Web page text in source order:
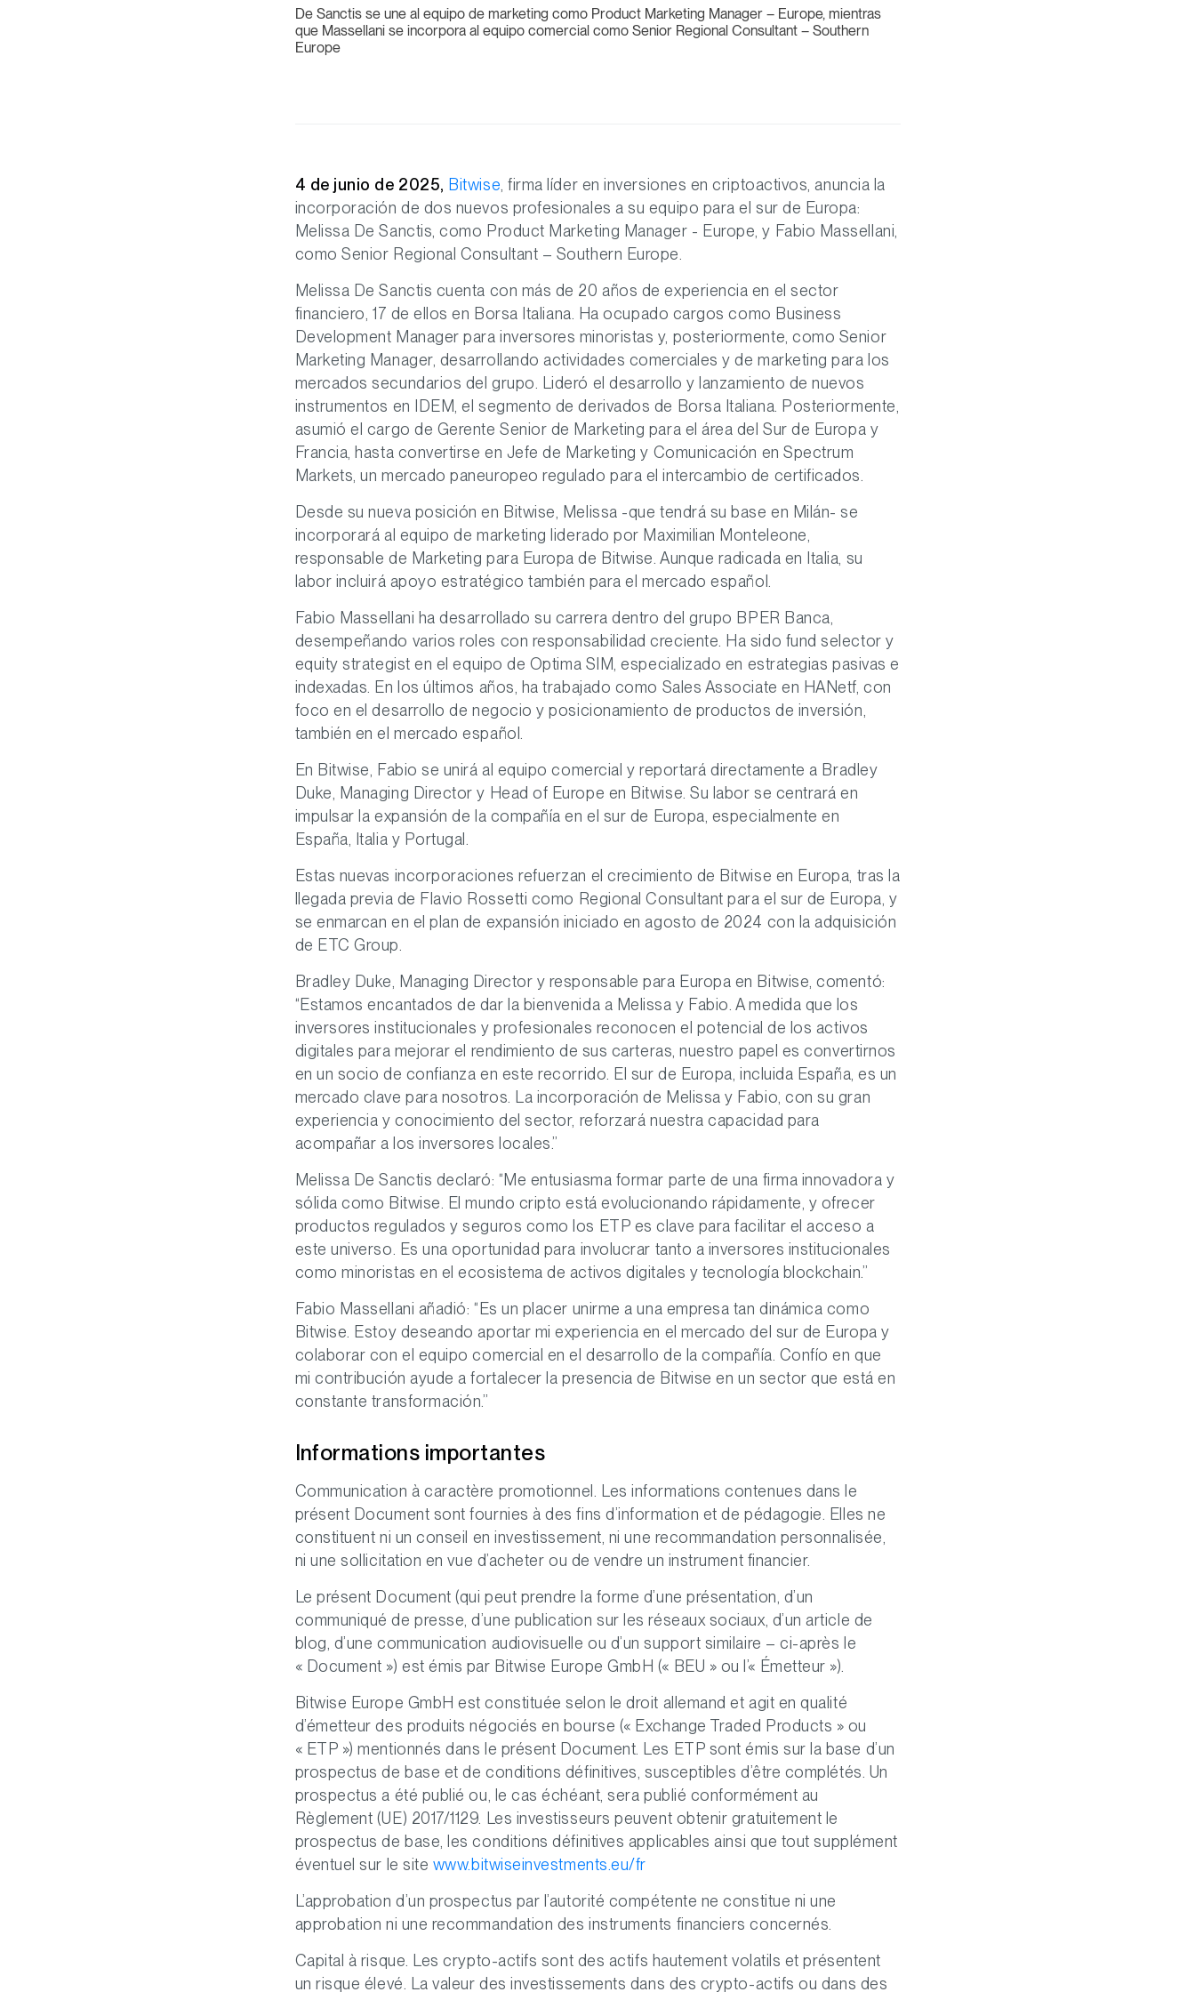
De Sanctis se une al equipo de marketing como Product Marketing Manager – Europe, mientras
que Massellani se incorpora al equipo comercial como Senior Regional Consultant – Southern
Europe
4 de junio de 2025, Bitwise , firma líder en inversiones en criptoactivos, anuncia la
incorporación de dos nuevos profesionales a su equipo para el sur de Europa:
Melissa De Sanctis, como Product Marketing Manager - Europe, y Fabio Massellani,
como Senior Regional Consultant – Southern Europe.
Melissa De Sanctis cuenta con más de 20 años de experiencia en el sector
financiero, 17 de ellos en Borsa Italiana. Ha ocupado cargos como Business
Development Manager para inversores minoristas y, posteriormente, como Senior
Marketing Manager, desarrollando actividades comerciales y de marketing para los
mercados secundarios del grupo. Lideró el desarrollo y lanzamiento de nuevos
instrumentos en IDEM, el segmento de derivados de Borsa Italiana. Posteriormente,
asumió el cargo de Gerente Senior de Marketing para el área del Sur de Europa y
Francia, hasta convertirse en Jefe de Marketing y Comunicación en Spectrum
Markets, un mercado paneuropeo regulado para el intercambio de certificados.
Desde su nueva posición en Bitwise, Melissa -que tendrá su base en Milán- se
incorporará al equipo de marketing liderado por Maximilian Monteleone,
responsable de Marketing para Europa de Bitwise. Aunque radicada en Italia, su
labor incluirá apoyo estratégico también para el mercado español.
Fabio Massellani ha desarrollado su carrera dentro del grupo BPER Banca,
desempeñando varios roles con responsabilidad creciente. Ha sido fund selector y
equity strategist en el equipo de Optima SIM, especializado en estrategias pasivas e
indexadas. En los últimos años, ha trabajado como Sales Associate en HANetf, con
foco en el desarrollo de negocio y posicionamiento de productos de inversión,
también en el mercado español.
En Bitwise, Fabio se unirá al equipo comercial y reportará directamente a Bradley
Duke, Managing Director y Head of Europe en Bitwise. Su labor se centrará en
impulsar la expansión de la compañía en el sur de Europa, especialmente en
España, Italia y Portugal.
Estas nuevas incorporaciones refuerzan el crecimiento de Bitwise en Europa, tras la
llegada previa de Flavio Rossetti como Regional Consultant para el sur de Europa, y
se enmarcan en el plan de expansión iniciado en agosto de 2024 con la adquisición
de ETC Group.
Bradley Duke, Managing Director y responsable para Europa en Bitwise, comentó:
“Estamos encantados de dar la bienvenida a Melissa y Fabio. A medida que los
inversores institucionales y profesionales reconocen el potencial de los activos
digitales para mejorar el rendimiento de sus carteras, nuestro papel es convertirnos
en un socio de confianza en este recorrido. El sur de Europa, incluida España, es un
mercado clave para nosotros. La incorporación de Melissa y Fabio, con su gran
experiencia y conocimiento del sector, reforzará nuestra capacidad para
acompañar a los inversores locales.”
Melissa De Sanctis declaró: “Me entusiasma formar parte de una firma innovadora y
sólida como Bitwise. El mundo cripto está evolucionando rápidamente, y ofrecer
productos regulados y seguros como los ETP es clave para facilitar el acceso a
este universo. Es una oportunidad para involucrar tanto a inversores institucionales
como minoristas en el ecosistema de activos digitales y tecnología blockchain.”
Fabio Massellani añadió: “Es un placer unirme a una empresa tan dinámica como
Bitwise. Estoy deseando aportar mi experiencia en el mercado del sur de Europa y
colaborar con el equipo comercial en el desarrollo de la compañía. Confío en que
mi contribución ayude a fortalecer la presencia de Bitwise en un sector que está en
constante transformación.”
Informations importantes
Communication à caractère promotionnel. Les informations contenues dans le
présent Document sont fournies à des fins d’information et de pédagogie. Elles ne
constituent ni un conseil en investissement, ni une recommandation personnalisée,
ni une sollicitation en vue d’acheter ou de vendre un instrument financier.
Le présent Document (qui peut prendre la forme d’une présentation, d’un
communiqué de presse, d’une publication sur les réseaux sociaux, d’un article de
blog, d’une communication audiovisuelle ou d’un support similaire – ci-après le
« Document ») est émis par Bitwise Europe GmbH (« BEU » ou l’« Émetteur »).
Bitwise Europe GmbH est constituée selon le droit allemand et agit en qualité
d’émetteur des produits négociés en bourse (« Exchange Traded Products » ou
« ETP ») mentionnés dans le présent Document. Les ETP sont émis sur la base d’un
prospectus de base et de conditions définitives, susceptibles d’être complétés. Un
prospectus a été publié ou, le cas échéant, sera publié conformément au
Règlement (UE) 2017/1129. Les investisseurs peuvent obtenir gratuitement le
prospectus de base, les conditions définitives applicables ainsi que tout supplément
éventuel sur le site www.bitwiseinvestments.eu/fr
L’approbation d’un prospectus par l’autorité compétente ne constitue ni une
approbation ni une recommandation des instruments financiers concernés.
Capital à risque. Les crypto-actifs sont des actifs hautement volatils et présentent
un risque élevé. La valeur des investissements dans des crypto-actifs ou dans des